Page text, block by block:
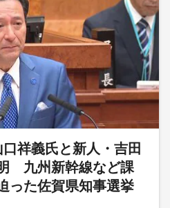
祥義氏と新人・吉田
九州新幹線など課
た佐賀県知事選挙